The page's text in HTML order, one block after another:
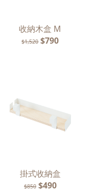
收納木盒 M
$1,520 $790
掛式收納盒
$850 $490